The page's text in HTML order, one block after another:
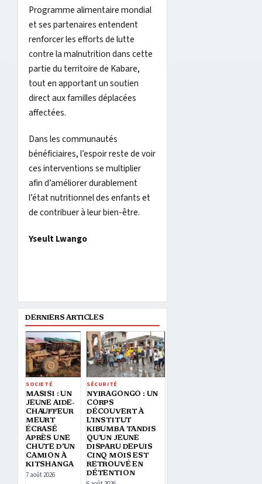
Programme alimentaire mondial
et ses partenaires entendent
renforcer les efforts de lutte
contre la malnutrition dans cette
partie du territoire de Kabare,
tout en apportant un soutien
direct aux familles déplacées
affectées.
Dans les communautés
bénéficiaires, l’espoir reste de voir
ces interventions se multiplier
afin d’améliorer durablement
l’état nutritionnel des enfants et
de contribuer à leur bien-être.
Yseult Lwango
DERNIERS ARTICLES
SOCIETÉ
MASISI : UN
JEUNE AIDE-
CHAUFFEUR
MEURT
ÉCRASÉ
APRÈS UNE
CHUTE D’UN
CAMION À
KITSHANGA
7 août 2026
SÉCURITÉ
NYIRAGONGO : UN
CORPS
DÉCOUVERT À
L’INSTITUT
KIBUMBA TANDIS
QU’UN JEUNE
DISPARU DEPUIS
CINQ MOIS EST
RETROUVÉ EN
DÉTENTION